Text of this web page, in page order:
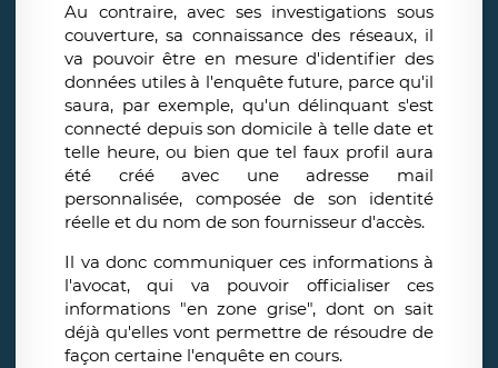
Au contraire, avec ses investigations sous
couverture, sa connaissance des réseaux, il
va pouvoir être en mesure d'identifier des
données utiles à l'enquête future, parce qu'il
saura, par exemple, qu'un délinquant s'est
connecté depuis son domicile à telle date et
telle heure, ou bien que tel faux profil aura
été créé avec une adresse mail
personnalisée, composée de son identité
réelle et du nom de son fournisseur d'accès.
Il va donc communiquer ces informations à
l'avocat, qui va pouvoir officialiser ces
informations "en zone grise", dont on sait
déjà qu'elles vont permettre de résoudre de
façon certaine l'enquête en cours.